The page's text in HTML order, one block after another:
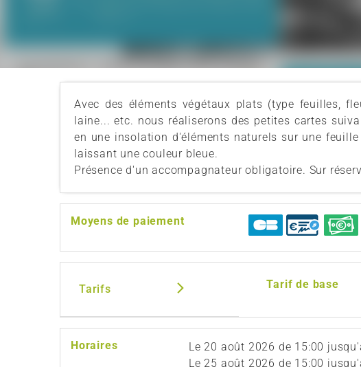
Avec des éléments végétaux plats (type feuilles,
laine... etc. nous réaliserons des petites cartes
en une insolation d'éléments naturels sur une
laissant une couleur bleue.
Présence d'un accompagnateur obligatoire. Sur
Moyens de paiement
Tarifs Tarif de base
Horaires Le 20 août 2026 de 15:00
Le 25 août 2026 de 15:00